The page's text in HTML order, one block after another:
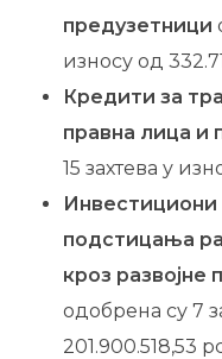
предузетници
износу од
Кредити за
правна лица и
15 захтева у
подстицања
кроз развојне
одобрена су 7
201.900.518,53